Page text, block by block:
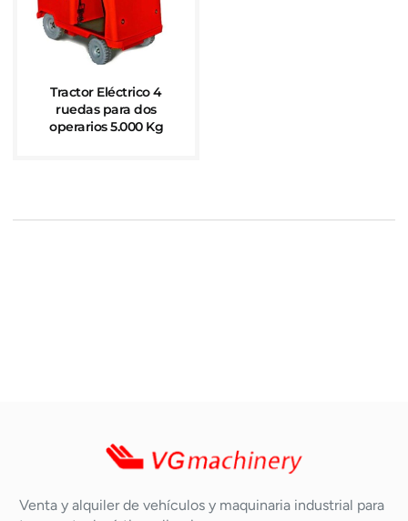
Tractor Eléctrico 4
ruedas para dos
operarios 5.000 Kg
Venta y alquiler de vehículos y maquinaria industrial para